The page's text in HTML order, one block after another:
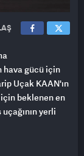
hava gücü için
Uçak KAAN'ın
beklenen en
yerli